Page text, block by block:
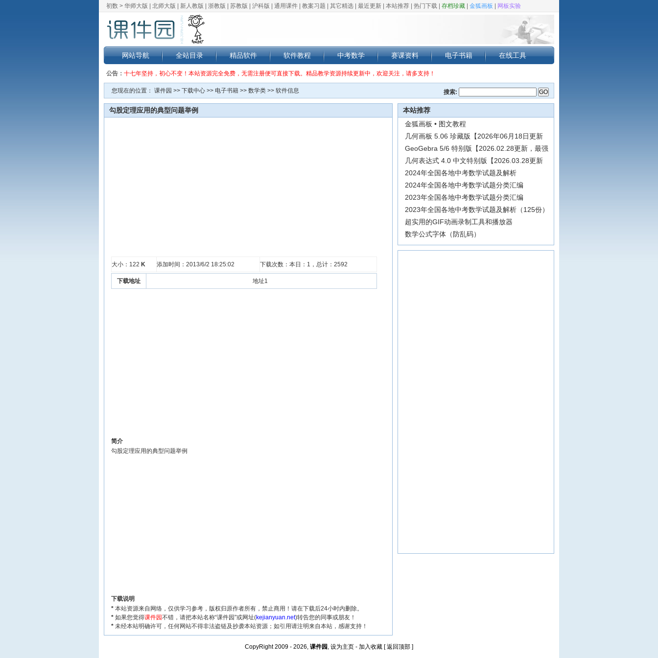
初数 > 华师大版 北师大版 新人教版 浙教版 苏教版 沪科版 通用课件 教案习题 其它精选 最近更新 本站推荐 热门下载 存档珍藏 金狐画板 网板实验
网站导航 全站目录 精品软件 软件教程 中考数学 赛课资料 电子书籍 在线工具
公告： 十七年坚持，初心不变！本站资源完全免费，无需注册便可直接下载。精品教学资源持续更新中，欢迎关注，请多支持！
搜索:
您现在的位置： 课件园 >> 下载中心 >> 电子书籍 >> 数学类 >> 软件信息
勾股定理应用的典型问题举例
大小：122 K 添加时间：2013/6/2 18:25:02 下载次数：本日： 1，总计： 2592
下载地址 地址1
简介
勾股定理应用的典型问题举例
下载说明
* 本站资源来自网络，仅供学习参考，版权归原作者所有，禁止商用！请在下载后24小时内删除。
* 如果您觉得课件园不错，请把本站名称“课件园”或网址(kejianyuan.net)转告您的同事或朋友！
* 未经本站明确许可，任何网站不得非法盗链及抄袭本站资源；如引用请注明来自本站，感谢支持！
本站推荐
金狐画板 • 图文教程
几何画板 5.06 珍藏版【2026年06月18日更新
GeoGebra 5/6 特别版【2026.02.28更新，最强
几何表达式 4.0 中文特别版【2026.03.28更新
2024年全国各地中考数学试题及解析
2024年全国各地中考数学试题分类汇编
2023年全国各地中考数学试题分类汇编
2023年全国各地中考数学试题及解析（125份）
超实用的GIF动画录制工具和播放器
数学公式字体（防乱码）
CopyRight 2009 - 2026, 课件园 , 设为主页 - 加入收藏 [返回顶部 ]